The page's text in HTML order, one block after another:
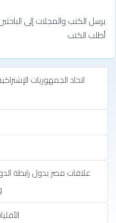
يرسل الكتب والمجلات إلى
أطلب الكتب
اتحاد الجمهوريات
علاقات مصر بدول رابطة